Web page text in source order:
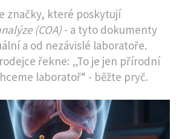
značky, které poskytují
(COA) - a tyto dokumenty
a od nezávislé laboratoře.
řekne: „To je jen přírodní
laboratoř“ - běžte pryč.